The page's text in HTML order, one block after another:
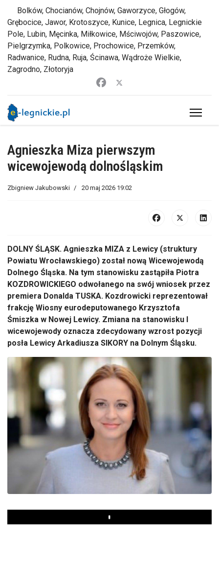
Bolków, Chocianów, Chojnów, Gaworzyce, Głogów,
Grębocice, Jawor, Krotoszyce, Kunice, Legnica, Legnickie
Pole, Lubin, Męcinka, Miłkowice, Mściwojów, Paszowice,
Pielgrzymka, Polkowice, Prochowice, Przemków,
Radwanice, Rudna, Ruja, Ścinawa, Wądroże Wielkie,
Zagrodno, Złotoryja
Agnieszka Miza pierwszym
wicewojewodą dolnośląskim
Zbigniew Jakubowski 20 maj 2026 19:02
DOLNY ŚLĄSK. Agnieszka MIZA z Lewicy (struktury
Powiatu Wrocławskiego) został nową Wicewojewodą
Dolnego Śląska. Na tym stanowisku zastąpiła Piotra
KOZDROWICKIEGO odwołanego na swój wniosek przez
premiera Donalda TUSKA. Kozdrowicki reprezentował
frakcję Wiosny eurodeputowanego Krzysztofa
Śmiszka w Nowej Lewicy. Zmiana na stanowisku I
wicewojewody oznacza zdecydowany wzrost pozycji
posła Lewicy Arkadiusza SIKORY na Dolnym Śląsku.
Play